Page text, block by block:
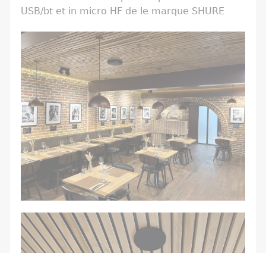
USB/bt et in micro HF de le marque SHURE